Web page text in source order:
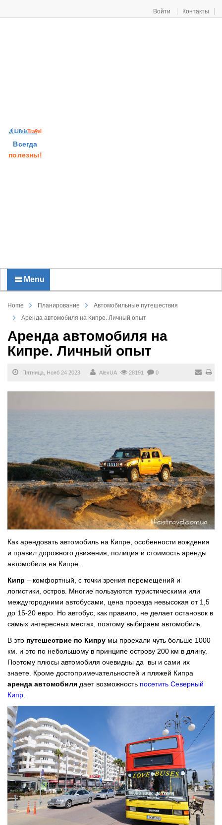
Войти Контакты
Всегда
полезны!
Menu
Home Планирование
Автомобильные путешествия
Аренда автомобиля на Кипре. Личный опыт
Аренда автомобиля на
Кипре. Личный опыт
Пятница, Нояб 24 2023 AlexUA 28191 0
Как арендовать автомобиль на Кипре, особенности вождения
и правил дорожного движения, полиция и стоимость аренды
автомобиля на Кипре.
Кипр – комфортный, с точки зрения перемещений и
логистики, остров. Многие пользуются туристическими или
междугородними автобусами, цена проезда невысокая от 1,5
до 15-20 евро. Но автобус, как правило, не делает остановок в
самых интересных местах, поэтому выбираем автомобиль.
В это путешествие по Кипру мы проехали чуть больше 1000
км. и это по небольшому в принципе острову 200 км в длину.
Поэтому плюсы автомобиля очевидны да вы и сами их
знаете. Кроме достопримечательностей и пляжей Кипра
аренда автомобиля дает возможность посетить Северный
Кипр